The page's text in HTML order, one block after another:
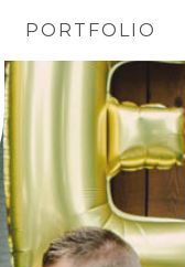
PORTFOLIO